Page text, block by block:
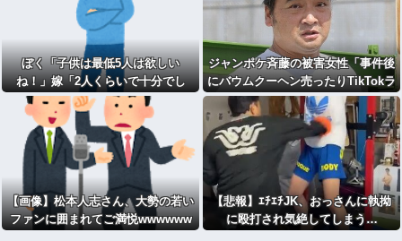
ぼく「子供は最低5人は欲しい
ね！」嫁「2人くらいで十分でし
ょ………」ぼく「はぁぁぁぁぁ！？
(怒)」
ジャンポケ斉藤の被害女性「事件後
にバウムクーヘン売ったりTikTokラ
イブしててムカついた」
【画像】松本人志さん、大勢の若い
ファンに囲まれてご満悦wwwwww
【悲報】ｴﾁｴﾁJK、おっさんに執拗
に殴打され気絶してしまう…